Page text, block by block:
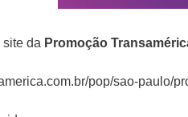
site da Promoção
pop/sao-paulo/